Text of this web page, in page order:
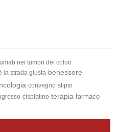
nei tumori del colon
la strada giusta benessere
convegno stipsi
cisplatino terapia farmaco